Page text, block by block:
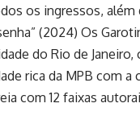
os ingressos, além
(2024) Os
do Rio de
rica da MPB com a
com 12 faixas